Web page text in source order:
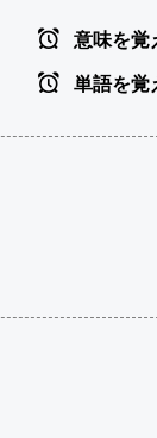
意味を覚
単語を覚